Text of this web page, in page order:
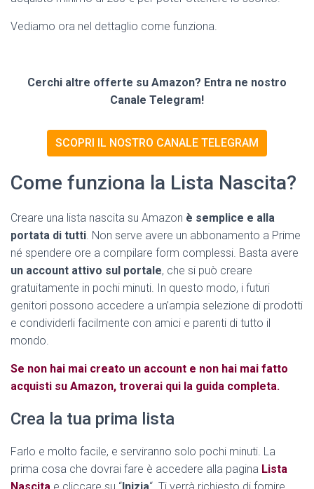
Vediamo ora nel dettaglio come funziona.
Cerchi altre offerte su Amazon? Entra ne nostro
Canale Telegram!
SCOPRI IL NOSTRO CANALE TELEGRAM
Come funziona la Lista Nascita?
Creare una lista nascita su Amazon è semplice e alla
portata di tutti. Non serve avere un abbonamento a Prime
né spendere ore a compilare form complessi. Basta avere
un account attivo sul portale, che si può creare
gratuitamente in pochi minuti. In questo modo, i futuri
genitori possono accedere a un’ampia selezione di prodotti
e condividerli facilmente con amici e parenti di tutto il
mondo.
Se non hai mai creato un account e non hai mai fatto
acquisti su Amazon, troverai qui la guida completa.
Crea la tua prima lista
Farlo e molto facile, e serviranno solo pochi minuti. La
prima cosa che dovrai fare è accedere alla pagina Lista